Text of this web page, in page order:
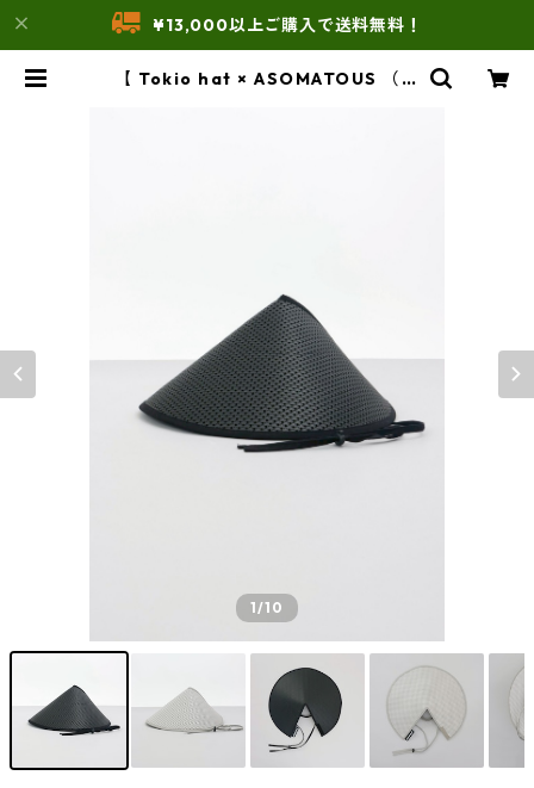
¥13,000以上ご購入で送料無料！
【 Tokio hat × ASOMATOUS （ト
1/10